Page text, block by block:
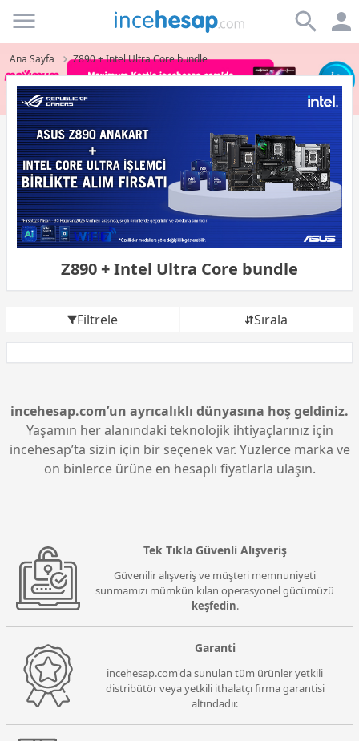
Incehesap
Ana Sayfa Z890 + Intel Ultra Core bundle
Z890 + Intel Ultra Core bundle
Filtrele Sırala
incehesap.com’un ayrıcalıklı dünyasına hoş geldiniz.
Yaşamın her alanındaki teknolojik ihtiyaçlarınız için
incehesap’ta sizin için bir seçenek var. Yüzlerce marka ve
on binlerce ürüne en hesaplı fiyatlarla ulaşın.
Tek Tıkla Güvenli Alışveriş
Güvenilir alışveriş ve müşteri memnuniyeti
sunmamızı mümkün kılan operasyonel gücümüzü
keşfedin.
Garanti
incehesap.com'da sunulan tüm ürünler yetkili
distribütör veya yetkili ithalatçı firma garantisi
altındadır.